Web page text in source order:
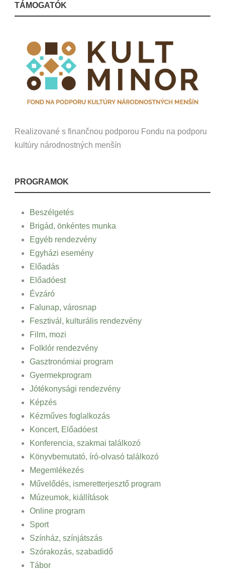
TÁMOGATÓK
Realizované s finančnou podporou Fondu na podporu
kultúry národnostných menšín
PROGRAMOK
Beszélgetés
Brigád, önkéntes munka
Egyéb rendezvény
Egyházi esemény
Előadás
Előadóest
Évzáró
Falunap, városnap
Fesztivál, kulturális rendezvény
Film, mozi
Folklór rendezvény
Gasztronómiai program
Gyermekprogram
Jótékonysági rendezvény
Képzés
Kézműves foglalkozás
Koncert, Előadóest
Konferencia, szakmai találkozó
Könyvbemutató, író-olvasó találkozó
Megemlékezés
Művelődés, ismeretterjesztő program
Múzeumok, kiállítások
Online program
Sport
Színház, színjátszás
Szórakozás, szabadidő
Tábor